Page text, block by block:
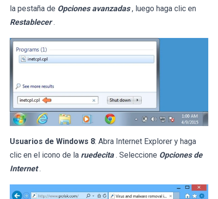
la pestaña de Opciones avanzadas , luego haga clic en
Restablecer .
Usuarios de Windows 8: Abra Internet Explorer y haga
clic en el icono de la ruedecita . Seleccione Opciones de
Internet .